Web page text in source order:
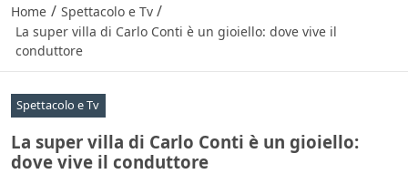
Home / Spettacolo e Tv /
La super villa di Carlo Conti è un gioiello: dove vive il
conduttore
Spettacolo e Tv
La super villa di Carlo Conti è un gioiello:
dove vive il conduttore